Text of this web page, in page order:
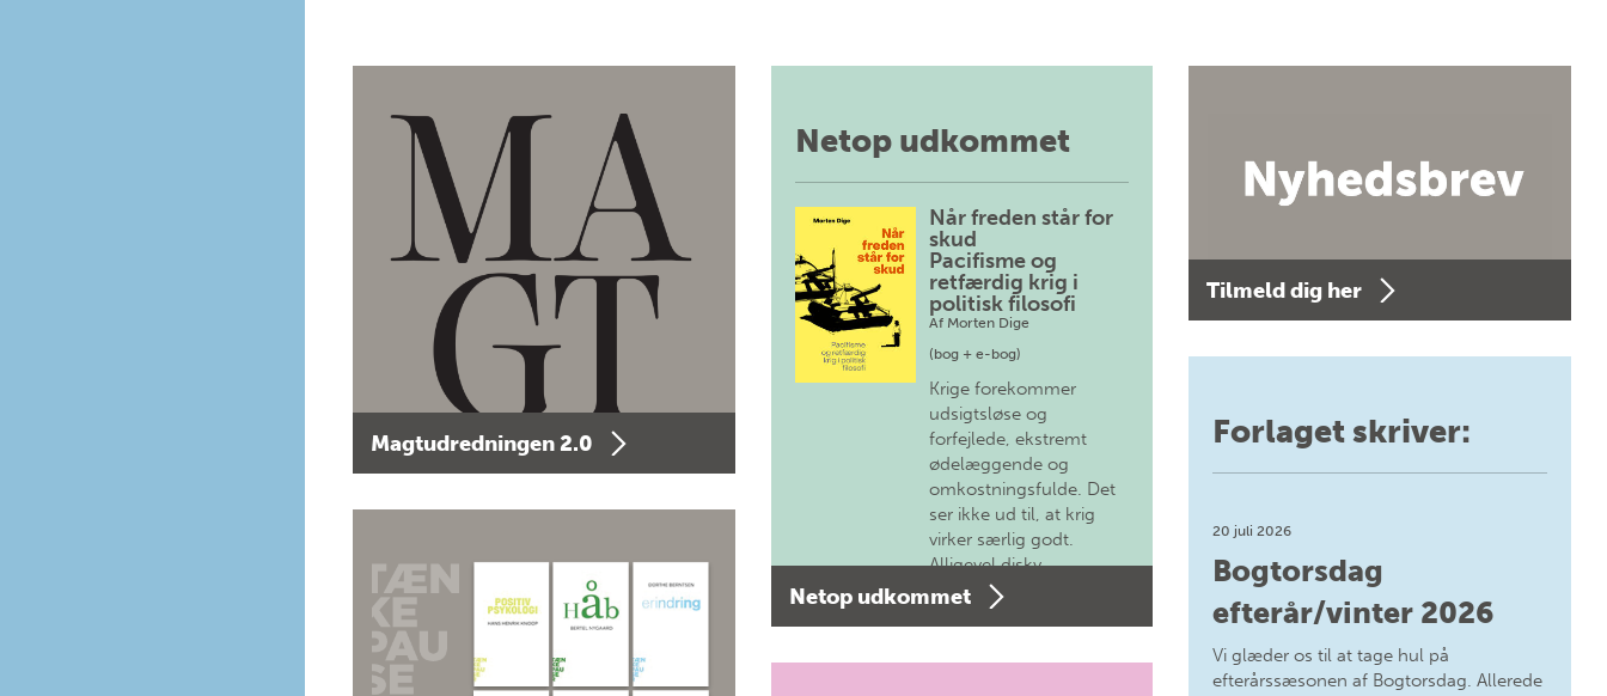
Magtudredningen 2.0
Netop udkommet
Når freden står for
skud
Pacifisme og
retfærdig krig i
politisk filosofi
Af Morten Dige
(bog + e-bog)
Krige forekommer
udsigtsløse og
forfejlede, ekstremt
ødelæggende og
omkostningsfulde. Det
ser ikke ud til, at krig
virker særlig godt.
Alligevel diskv…
Netop udkommet
Tilmeld dig her
Forlaget skriver:
20 juli 2026
Bogtorsdag
efterår/vinter 2026
Vi glæder os til at tage hul på
efterårssæsonen af Bogtorsdag. Allerede